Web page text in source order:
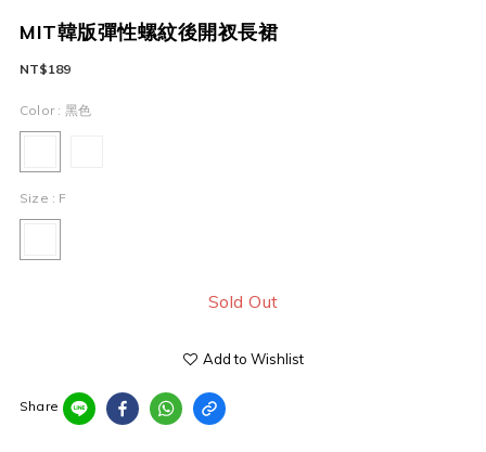
MIT韓版彈性螺紋後開衩長裙
NT$189
Color : 黑色
Size : F
Sold Out
Add to Wishlist
Share